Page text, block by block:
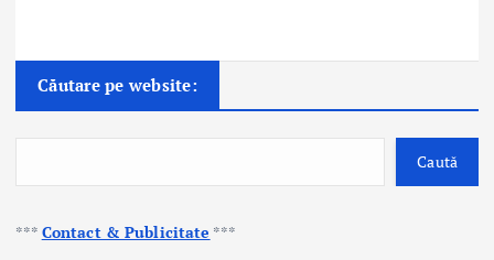
Căutare pe website:
Caută
*** Contact & Publicitate ***